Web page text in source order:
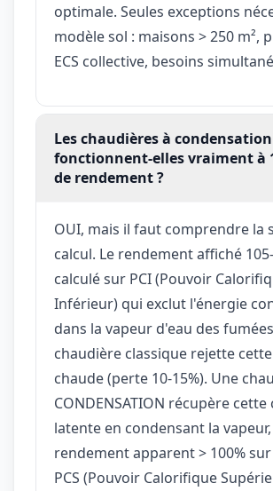
optimale. Seules exceptions
modèle sol : maisons > 250 m²,
ECS collective, besoins
Les chaudières à condensation
fonctionnent-elles vraiment à
de rendement ?
OUI, mais il faut comprendre la
calcul. Le rendement affiché
calculé sur PCI (Pouvoir
Inférieur) qui exclut l'énergie
dans la vapeur d'eau des
chaudière classique rejette
chaude (perte 10-15%). Une
CONDENSATION récupère
latente en condensant la
rendement apparent > 100% sur
PCS (Pouvoir Calorifique